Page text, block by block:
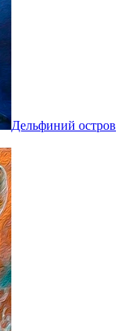
Дельфиний остров